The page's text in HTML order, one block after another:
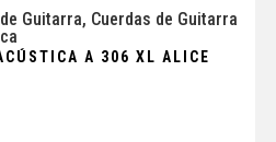
Guitarra, Cuerdas de Guitarra
A 306 XL ALICE